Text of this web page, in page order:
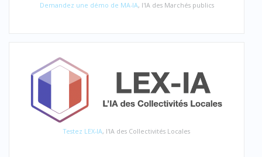
Demandez une démo de MA-IA, l'IA des Marchés publics
Testez LEX-IA, l'IA des Collectivités Locales